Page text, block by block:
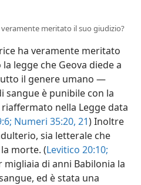
meritato il suo giudizio?
ha veramente meritato
legge che Geova diede a
il genere umano —
sangue è punibile con la
nella Legge data
Numeri 35:20, 21) Inoltre
sia letterale che
morte. (Levitico 20:10;
migliaia di anni Babilonia la
ed è stata una